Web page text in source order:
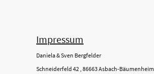
Impressum
Daniela & Sven Bergfelder
Schneiderfeld 42 , 86663 Asbach-Bäumenheim